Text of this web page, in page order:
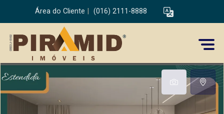
Área do Cliente (016) 2111-8888